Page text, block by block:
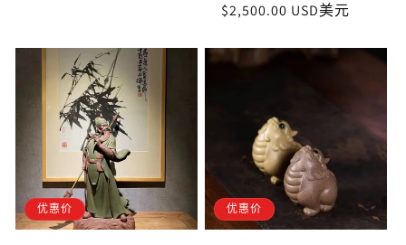
價
價
$2,500.00 USD美元
优惠价 优惠价